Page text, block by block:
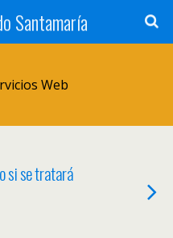
Santamaría
Web
si se tratará